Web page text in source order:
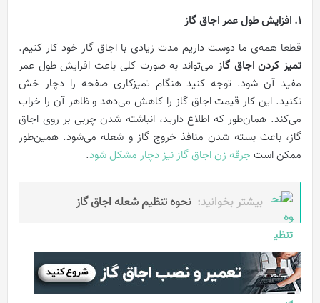
1. افزایش طول عمر اجاق‌ گاز
قطعا همه‌ی ما دوست داریم مدت زیادی با اجاق‌ گاز خود کار کنیم.
تمیز کردن اجاق‌ گاز می‌تواند به صورت کلی باعث افزایش طول عمر
مفید آن شود. توجه کنید هنگام تمیزکاری صفحه را دچار خش
نکنيد. این کار قیمت اجاق‌ گاز را کاهش می‌دهد و ظاهر آن را خراب
می‌کند. همان‌طور که اطلاع دارید، انباشته شدن چربی بر روی اجاق‌
گاز، باعث بسته شدن منافذ خروج گاز و شعله می‌شود. همین‌طور
ممکن است جرقه زن اجاق‌ گاز نیز دچار مشکل شود.
بیشتر بخوانید: نحوه تنظیم شعله اجاق گاز